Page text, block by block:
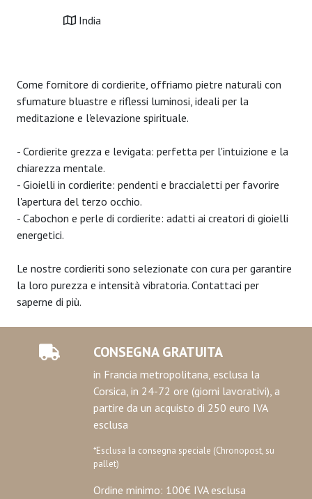
India
Come fornitore di cordierite, offriamo pietre naturali con
sfumature bluastre e riflessi luminosi, ideali per la
meditazione e l'elevazione spirituale.
- Cordierite grezza e levigata: perfetta per l'intuizione e la
chiarezza mentale.
- Gioielli in cordierite: pendenti e braccialetti per favorire
l'apertura del terzo occhio.
- Cabochon e perle di cordierite: adatti ai creatori di gioielli
energetici.
Le nostre cordieriti sono selezionate con cura per garantire
la loro purezza e intensità vibratoria. Contattaci per
saperne di più.
CONSEGNA GRATUITA
in Francia metropolitana, esclusa la
Corsica, in 24-72 ore (giorni lavorativi), a
partire da un acquisto di 250 euro IVA
esclusa
*Esclusa la consegna speciale (Chronopost, su
pallet)
Ordine minimo: 100€ IVA esclusa